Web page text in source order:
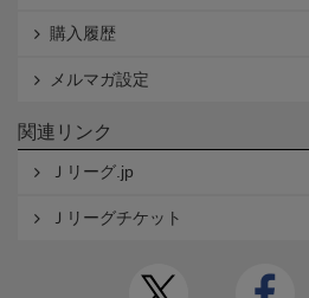
購入履歴
メルマガ設定
関連リンク
Ｊリーグ.jp
Ｊリーグチケット